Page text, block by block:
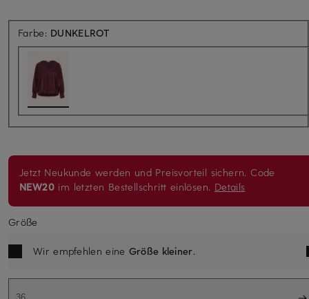
Farbe: DUNKELROT
Jetzt Neukunde werden und Preisvorteil sichern. Code
NEW20 im letzten Bestellschritt einlösen. Details
Größe
Wir empfehlen eine Größe kleiner.